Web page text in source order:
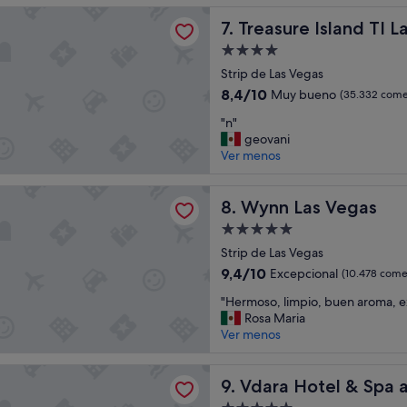
c
o
n
r
i
o
s
r
t
a
u
r
a
t
e
s
e
r
a
o
n
d
c
o
d
h
a
c
a
e
s
7. Treasure Island TI
Treasure Island TI Las
Alojamiento
de
4.0 estrellas
Strip de Las Vegas
8.4
10,
Muy
bueno,
8,4/10 Muy bueno (35.332
"
n
"
"n"
geovani
Ver menos
8. Wynn Las Vegas
Wynn Las Vegas
Alojamiento
de
5.0 estrellas
Strip de Las Vegas
9.4
10,
Excepcional,
(10.478 comentarios)
9,4/10 Excepcional (10.478
"
H
e
o
"Hermoso, limpio, buen aroma,
Rosa Maria
Ver menos
9. Vdara Hotel & Spa
Vdara Hotel & Spa at ARIA